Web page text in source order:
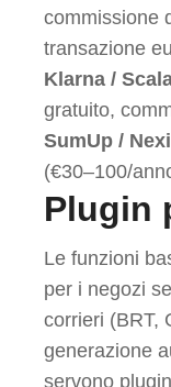
commissione
transazione
Klarna /
gratuito,
SumUp / Nexi
(€30–100/
Plugin
Le funzioni
per i negozi
corrieri (BRT,
generazione
servono